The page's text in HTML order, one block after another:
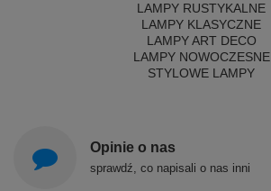
LAMPY RUSTYKALNE
LAMPY KLASYCZNE
LAMPY ART DECO
LAMPY NOWOCZESNE
STYLOWE LAMPY
Opinie o nas
sprawdź, co napisali o nas inni